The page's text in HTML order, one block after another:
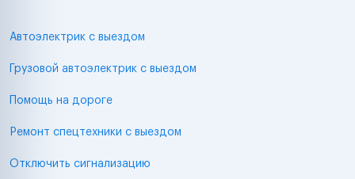
Автоэлектрик с выездом
Грузовой автоэлектрик с выездом
Помощь на дороге
Ремонт спецтехники с выездом
Отключить сигнализацию